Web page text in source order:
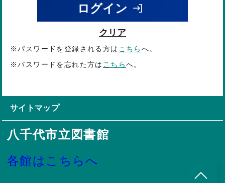
ログイン
クリア
※パスワードを登録される方は こちら へ。
※パスワードを忘れた方は こちらへ。
サイトマップ
八千代市立図書館
各館はこちらへ